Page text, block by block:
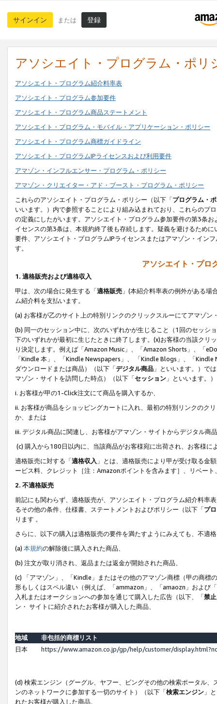
サインイン または 登録
アソシエイト・プログラム・ポリ
アソシエイト・プログラム紹介料率表
アソシエイト・プログラム参加要件
アソシエイト・プログラム商品ステートメント
アソシエイト・プログラム・モバイル・アプリケーション・ポリシー
アソシエイト・プログラム商標ガイドライン
アソシエイト・プログラムIPライセンスおよび利用要件
アマゾン・インフルエンサー・プログラム・ポリシー
アマゾン・クリエイター・アド・ブースト・プログラム・ポリシー
これらのアソシエイト・プログラム・ポリシー（以下「プログラム・
いいます。）内で参照することにより組み込まれており、これらのプ
の定義にしたがいます。アソシエイト・プログラム参加要件の第3条
イセンスの第3条は、本規約終了後も存続します。疑義を避けるため
要件、アソシエイト・プログラムIPライセンスまたはアマゾン・イン
す。
アソシエイト・プロ
1. 適格販売および適格収入
甲は、次の場合に発生する「適格販売 」(本紹介料率表の例外がある
ム紹介料を支払います。
(a) お客様が乙のサイト上の特別リンクのクリックスルーにてアマゾン
(b) 同一のセッション中に、次のいずれかが生じること（1回のセッシ
下のいずれかが最初に生じたときに終了します。(x)お客様の当該ク
り決定します。例えば「Amazon Music」、「Amazon Shorts」、「
「Kindle 本」、「Kindle Newspapers」、 「Kindle Blogs」、「
ダウンロードまたは商品）（以下「デジタル商品 」といいます。）で
マゾン・サイトを訪問した時点）（以下「セッション 」といいます。
i. お客様が甲の1-Click注文にて商品を購入するか、
ii. お客様が商品をショッピングカートに入れ、最初の特別リンクのク
か、または
iii. デジタル商品に関連し、お客様がアマゾン・サイトからデジタル
(c) 購入から180日以内に、当該商品がお客様宛に出荷され、お客様
適格販売に対する「適格収入 」とは、適格販売により甲が受け取る金
ービス料、クレジット［注：Amazonポイントを含みます］、リベー
2. 不適格販売
前記にも関わらず、適格販売が、アソシエイト・プログラム紹介料率
るその他の条件、仕様書、ステートメントおよびポリシー（以下「プ
ります 。
さらに、以下の購入は適格販売の要件を満たすようにみえても、不適
(a) 本規約の解除後に購入された商品、
(b) 注文が取り消され、返品または返金が開始された商品、
(c) 「アマゾン」、「Kindle」またはその他のアマゾン商標（甲の商
形もしくはスペル違い（例えば、「ammazon」、「amaozn」および
入札またはオークションへの参加を通じて購入した広告（以下、「禁
ン・ サイトに紹介されたお客様が購入した商品、
地域
非包括的商標リスト
日本
https://www.amazon.co.jp/gp/help/customer/
(d) 検索エンジン（グーグル、ヤフー、ビングその他の検索ポータル
ンのネットワークに参加する一切のサイト）（以下「検索エンジン 」
れたお客様が購入した商品、